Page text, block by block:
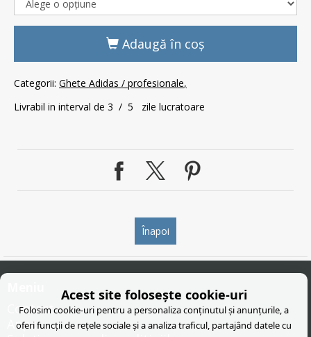
Adaugă în coş
Categorii: Ghete Adidas / profesionale
Livrabil in interval de 3 / 5 zile lucratoare
Înapoi
Contact
Anpc
Acest site folosește cookie-uri
Folosim cookie-uri pentru a personaliza conținutul și anunțurile, a
oferi funcții de rețele sociale și a analiza traficul, partajând datele cu